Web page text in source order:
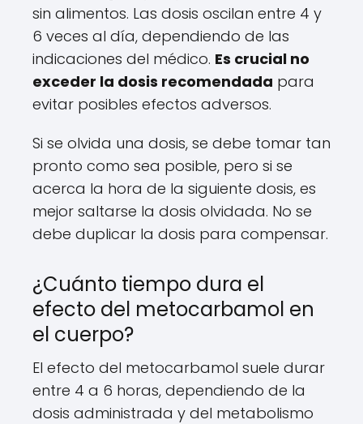
sin alimentos. Las dosis oscilan entre 4 y
6 veces al día, dependiendo de las
indicaciones del médico. Es crucial no
exceder la dosis recomendada para
evitar posibles efectos adversos.
Si se olvida una dosis, se debe tomar tan
pronto como sea posible, pero si se
acerca la hora de la siguiente dosis, es
mejor saltarse la dosis olvidada. No se
debe duplicar la dosis para compensar.
¿Cuánto tiempo dura el
efecto del metocarbamol en
el cuerpo?
El efecto del metocarbamol suele durar
entre 4 a 6 horas, dependiendo de la
dosis administrada y del metabolismo